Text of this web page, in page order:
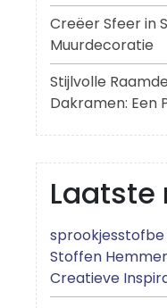
Creëer Sfeer in
Muurdecoratie
Stijlvolle
Dakramen: Een
Laatste
sprookjesstofbe
Stoffen
Creatieve